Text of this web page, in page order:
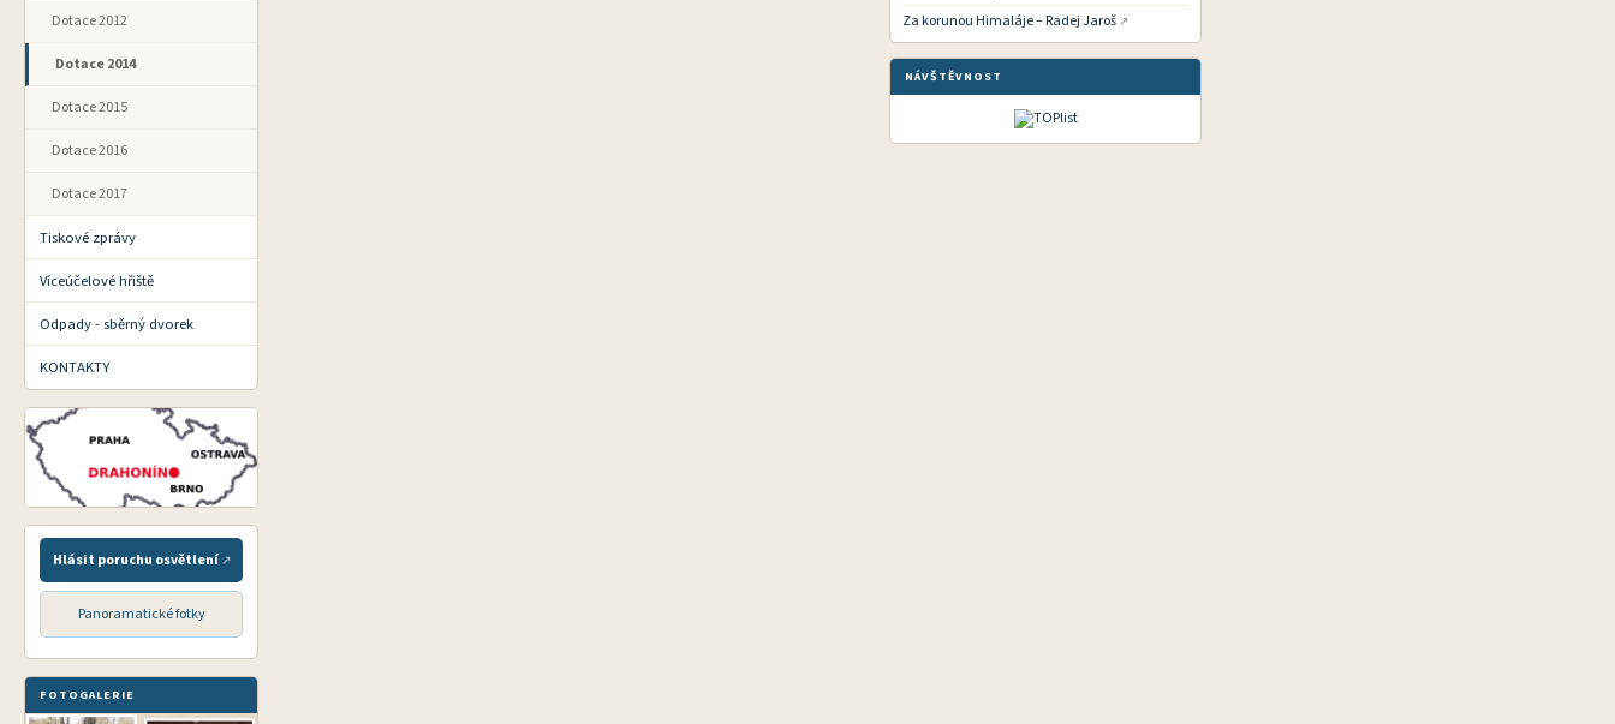
Dotace 2012
Dotace 2014
Dotace 2015
Dotace 2016
Dotace 2017
Tiskové zprávy
Víceúčelové hřiště
Odpady - sběrný dvorek
KONTAKTY
Hlásit poruchu osvětlení
Panoramatické fotky
FOTOGALERIE
Za korunou Himaláje – Radej Jaroš
NÁVŠTĚVNOST